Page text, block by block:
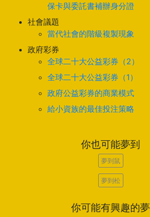
保卡與委託書補辦身分證
社會議題
當代社會的階級複製現象
政府彩券
全球二十大公益彩券（2）
全球二十大公益彩券（1）
政府公益彩券的商業模式
給小資族的最佳投注策略
你也可能夢到
夢到鼠
夢到松
你可能有興趣的夢